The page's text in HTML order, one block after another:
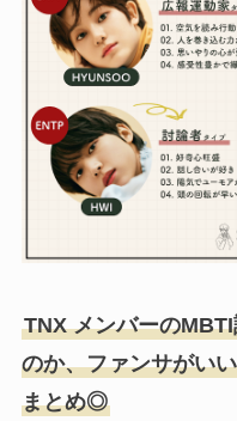
TNX メンバーの
のか、ファンサがい
まとめ◎